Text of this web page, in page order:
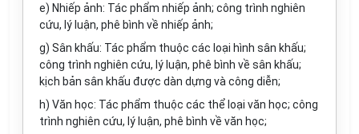
e) Nhiếp ảnh: Tác phẩm nhiếp ảnh; công trình nghiên
cứu, lý luận, phê bình về nhiếp ảnh;
g) Sân khấu: Tác phẩm thuộc các loại hình sân khấu;
công trình nghiên cứu, lý luận, phê bình về sân khấu;
kịch bản sân khấu được dàn dựng và công diễn;
h) Văn học: Tác phẩm thuộc các thể loại văn học; công
trình nghiên cứu, lý luận, phê bình về văn học;